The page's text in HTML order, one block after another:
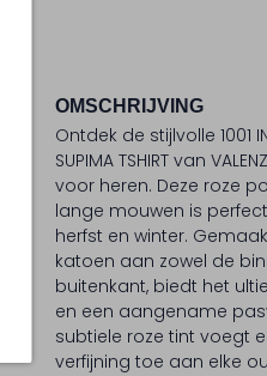
OMSCHRIJVING
Ontdek de stijlvolle 1001
SUPIMA TSHIRT van
voor heren. Deze roze
lange mouwen is
herfst en winter.
katoen aan zowel de
buitenkant, biedt het
en een aangename
subtiele roze tint voegt
verfijning toe aan elke